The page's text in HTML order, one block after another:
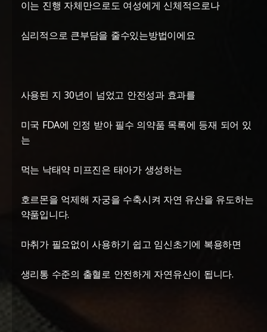
이는 진행 자체만으로도 여성에게 신체적으로나
심리적으로 큰부담을 줄수있는방법이에요
사용된 지 30년이 넘었고 안전성과 효과를
미국 FDA에 인정 받아 필수 의약품 목록에 등재 되어 있
는
먹는 낙태약 미프진은 태아가 생성하는
호르몬을 억제해 자궁을 수축시켜 자연 유산을 유도하는
약품입니다.
마취가 필요없이 사용하기 쉽고 임신초기에 복용하면
생리통 수준의 출혈로 안전하게 자연유산이 됩니다.